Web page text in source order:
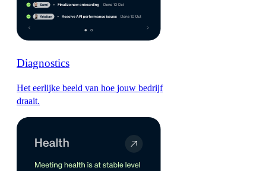
Diagnostics
Het eerlijke beeld van hoe jouw bedrijf
draait.